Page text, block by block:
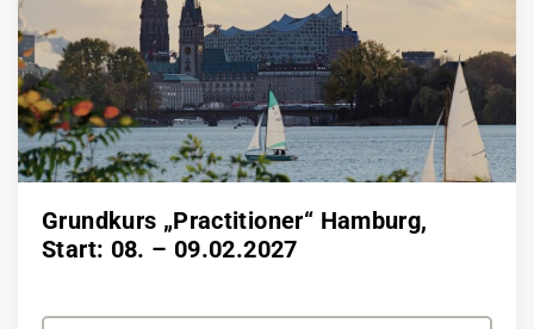
Grundkurs „Practitioner“ Hamburg,
Start: 08. – 09.02.2027